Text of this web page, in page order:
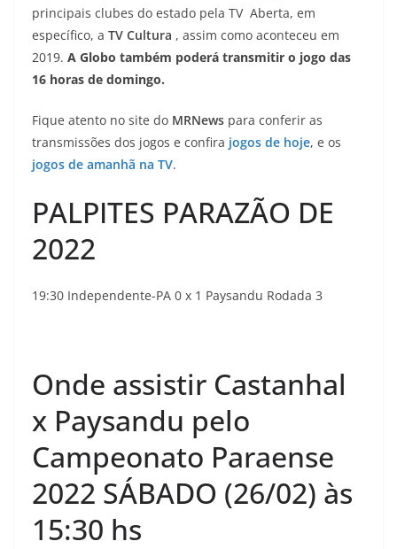
principais clubes do estado pela TV Aberta, em
específico, a TV Cultura , assim como aconteceu em
2019. A Globo também poderá transmitir o jogo das
16 horas de domingo.
Fique atento no site do MRNews para conferir as
transmissões dos jogos e confira jogos de hoje, e os
jogos de amanhã na TV.
PALPITES PARAZÃO DE
2022
19:30 Independente-PA 0 x 1 Paysandu Rodada 3
Onde assistir Castanhal
x Paysandu pelo
Campeonato Paraense
2022 SÁBADO (26/02) às
15:30 hs